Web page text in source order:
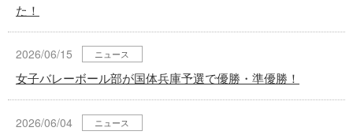
た！
2026/06/15 ニュース
女子バレーボール部が国体兵庫予選で優勝・準優勝！
2026/06/04 ニュース